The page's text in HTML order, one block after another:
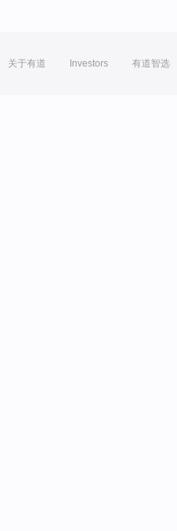
关于有道 Investors 有道智选